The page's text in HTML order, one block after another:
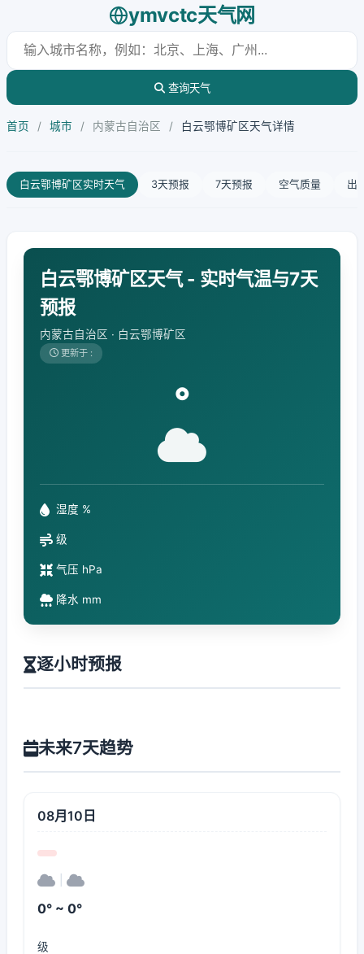
ymvctc天气网
查询天气
首页 / 城市 / 内蒙古自治区 / 白云鄂博矿区天气详情
白云鄂博矿区实时天气 3天预报 7天预报 空气质量 出
白云鄂博矿区天气 - 实时气温与7天
预报
内蒙古自治区 · 白云鄂博矿区
更新于 :
°
湿度 %
级
气压 hPa
降水 mm
逐小时预报
未来7天趋势
08月10日
0° ~ 0°
级